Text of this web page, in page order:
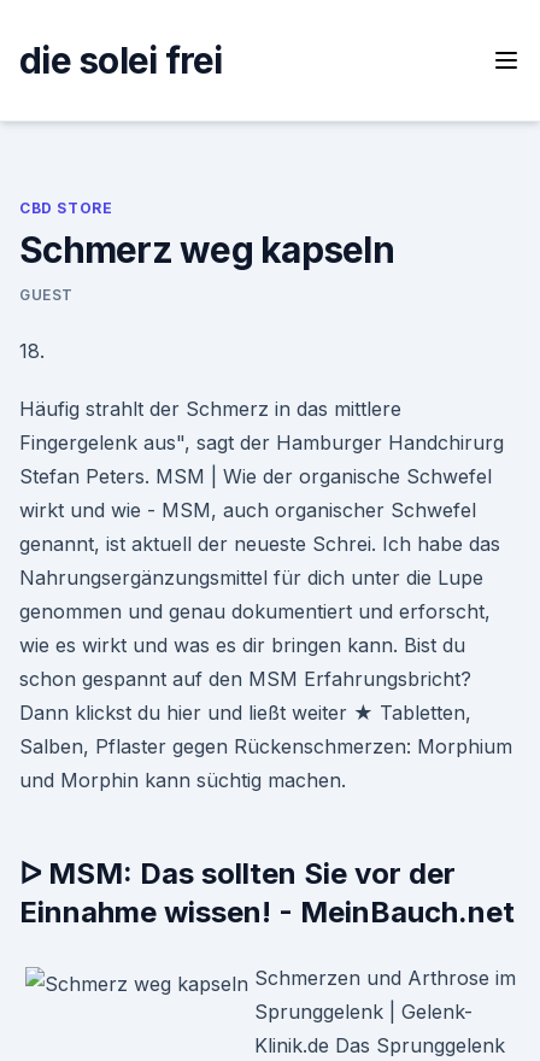
content
die solei frei
CBD STORE
Schmerz weg kapseln
GUEST
18.
Häufig strahlt der Schmerz in das mittlere
Fingergelenk aus", sagt der Hamburger Handchirurg
Stefan Peters. MSM | Wie der organische Schwefel
wirkt und wie - MSM, auch organischer Schwefel
genannt, ist aktuell der neueste Schrei. Ich habe das
Nahrungsergänzungsmittel für dich unter die Lupe
genommen und genau dokumentiert und erforscht,
wie es wirkt und was es dir bringen kann. Bist du
schon gespannt auf den MSM Erfahrungsbricht?
Dann klickst du hier und ließt weiter ★ Tabletten,
Salben, Pflaster gegen Rückenschmerzen: Morphium
und Morphin kann süchtig machen.
ᐅ MSM: Das sollten Sie vor der
Einnahme wissen! - MeinBauch.net
Schmerzen und Arthrose im
Sprunggelenk | Gelenk-
Klinik.de Das Sprunggelenk